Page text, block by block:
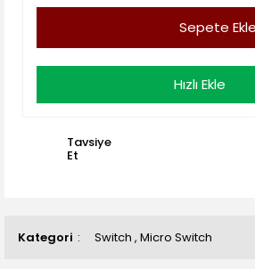
Kategori Switch , Micro Switch
Sepete Ekle
Hızlı Ekle
Tavsiye
Et